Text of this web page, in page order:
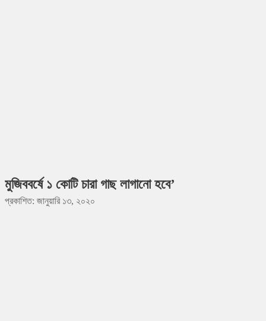
মুজিববর্ষে ১ কোটি চারা গাছ লাগানো হবে’
প্রকাশিত: জানুয়ারি ১৩, ২০২০